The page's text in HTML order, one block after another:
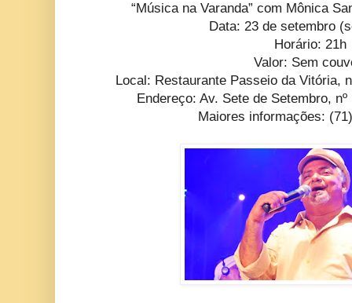
“Música na Varanda” com Mônica
Data: 23 de setembro
Horário: 21h
Valor: Sem
Local: Restaurante Passeio da Vitória,
Endereço: Av. Sete de Setembro,
Maiores informações: